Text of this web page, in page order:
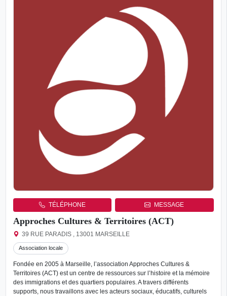
TÉLÉPHONE MESSAGE
Approches Cultures & Territoires (ACT)
39 RUE PARADIS , 13001 MARSEILLE
Association locale
Fondée en 2005 à Marseille, l’association Approches Cultures &
Territoires (ACT) est un centre de ressources sur l’histoire et la mémoire
des immigrations et des quartiers populaires. A travers différents
supports, nous travaillons avec les acteurs sociaux, éducatifs, culturels